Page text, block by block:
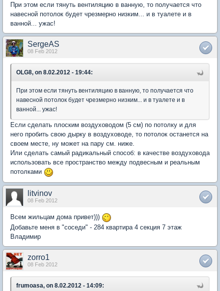
При этом если тянуть вентиляцию в ванную, то получается что
навесной потолок будет чрезмерно низким... и в туалете и в
ванной... ужас!
SergeAS
08 Feb 2012
OLG8, on 8.02.2012 - 19:44:
При этом если тянуть вентиляцию в ванную, то получается что
навесной потолок будет чрезмерно низким... и в туалете и в
ванной... ужас!
Если сделать плоским воздуховодом (5 см) по потолку и для
него пробить свою дырку в воздуховоде, то потолок останется на
своем месте, ну может на пару см. ниже.
Или сделать самый радикальный способ: в качестве воздуховода
использовать все пространство между подвесным и реальным
потолками
litvinov
08 Feb 2012
Всем жильцам дома привет)))
Добавьте меня в "соседи" - 284 квартира 4 секция 7 этаж
Владимир
zorro1
08 Feb 2012
frumoasa, on 8.02.2012 - 14:09: